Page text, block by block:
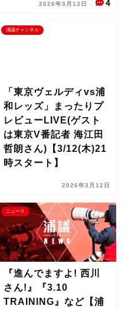
2026年3月13日 4
浦議チャンネル
「東京ヴェルディvs浦
和レッズ」まったりプ
レビューLIVE(ゲスト
は東京V番記者 海江田
哲朗さん)【3/12(木)21
時スタート】
2026年3月12日
ニュース
『進んでますよ! 西川
さん!』『3.10
TRAINING』など【浦